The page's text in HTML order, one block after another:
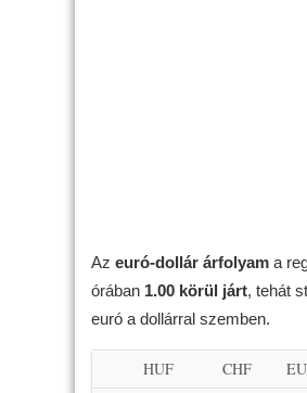
Az euró-dollár árfolyam a
órában 1.00 körül járt, tehát
euró a dollárral szemben.
HUF CHF